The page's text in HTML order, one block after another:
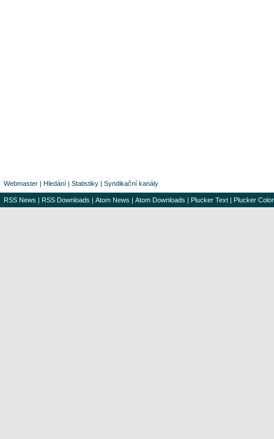
Webmaster | Hledání | Statistiky | Syndikační kanály
RSS News | RSS Downloads | Atom News | Atom Downloads | Plucker Text | Plucker Color